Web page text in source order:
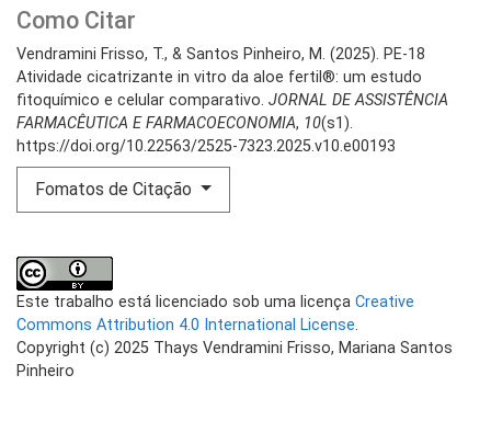
Como Citar
Vendramini Frisso, T., & Santos Pinheiro, M. (2025). PE-18
Atividade cicatrizante in vitro da aloe fertil®: um estudo
fitoquímico e celular comparativo. JORNAL DE ASSISTÊNCIA
FARMACÊUTICA E FARMACOECONOMIA, 10(s1).
https://doi.org/10.22563/2525-7323.2025.v10.e00193
Fomatos de Citação
Este trabalho está licenciado sob uma licença Creative
Commons Attribution 4.0 International License.
Copyright (c) 2025 Thays Vendramini Frisso, Mariana Santos
Pinheiro